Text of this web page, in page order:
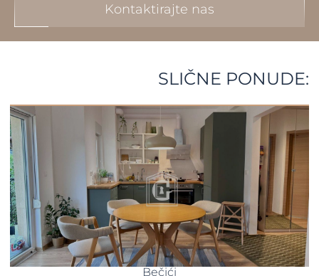
Kontaktirajte nas
SLIČNE PONUDE:
Bečići